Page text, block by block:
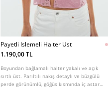
Payetli Islemeli Halter Ust
1.190,00 TL
Boyundan bağlamalı halter yakalı ve açık
sırtlı üst. Parıltılı nakış detaylı ve büzgülü
perde görünümlü, göğüs kısmında iç astarı